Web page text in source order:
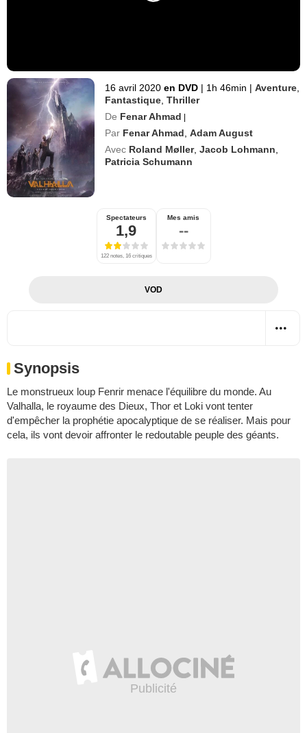
16 avril 2020 en DVD | 1h 46min | Aventure
Fantastique ,Thriller
De Fenar Ahmad |
Par Fenar Ahmad ,Adam August
Avec Roland Møller,Jacob Lohmann
Patricia Schumann
Spectateurs
1,9
122 notes, 16 critiques
Mes amis
--
VOD
Synopsis
Le monstrueux loup Fenrir menace l'équilibre du monde. Au
Valhalla, le royaume des Dieux, Thor et Loki vont tenter
d'empêcher la prophétie apocalyptique de se réaliser. Mais pour
cela, ils vont devoir affronter le redoutable peuple des géants.